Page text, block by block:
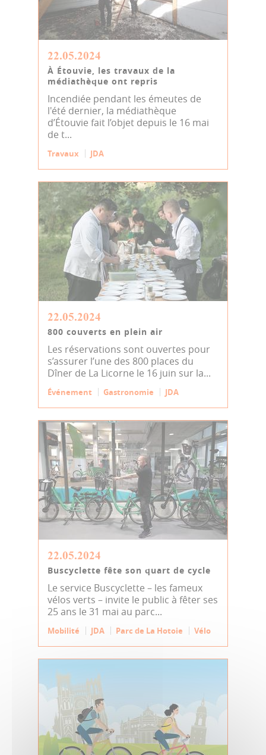
22.05.2024
À Étouvie, les travaux de la
médiathèque ont repris
Incendiée pendant les émeutes de
l'été dernier, la médiathèque
d’Étouvie fait l’objet depuis le 16 mai
de t...
Travaux JDA
22.05.2024
800 couverts en plein air
Les réservations sont ouvertes pour
s’assurer l’une des 800 places du
Dîner de La Licorne le 16 juin sur la...
Événement Gastronomie JDA
22.05.2024
Buscyclette fête son quart de cycle
Le service Buscyclette – les fameux
vélos verts – invite le public à fêter ses
25 ans le 31 mai au parc...
Mobilité JDA Parc de La Hotoie Vélo